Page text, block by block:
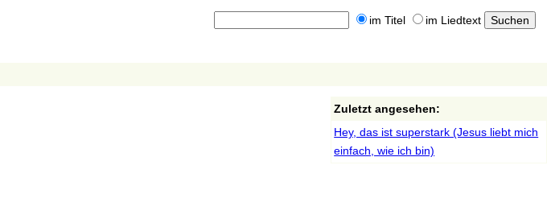
im Titel im Liedtext
Zuletzt angesehen:
Hey, das ist superstark (Jesus liebt mich
einfach, wie ich bin)